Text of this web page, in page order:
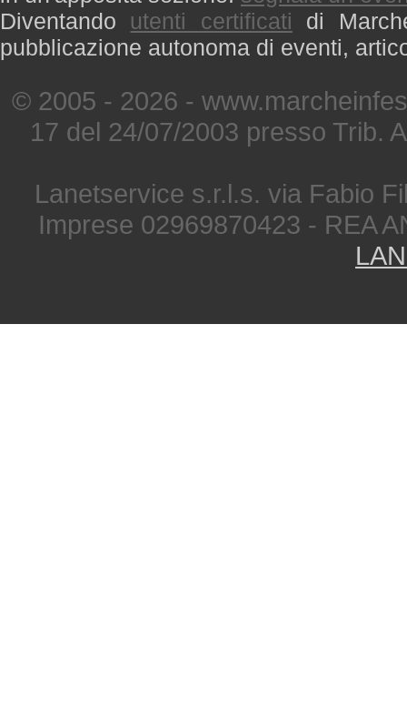
Diventando utenti certificati di
pubblicazione autonoma di eventi,
© 2005 - 2026 -
17 del 24/07/2003 presso Trib.
Lanetservice s.r.l.s. via Fabio
Imprese 02969870423 - REA